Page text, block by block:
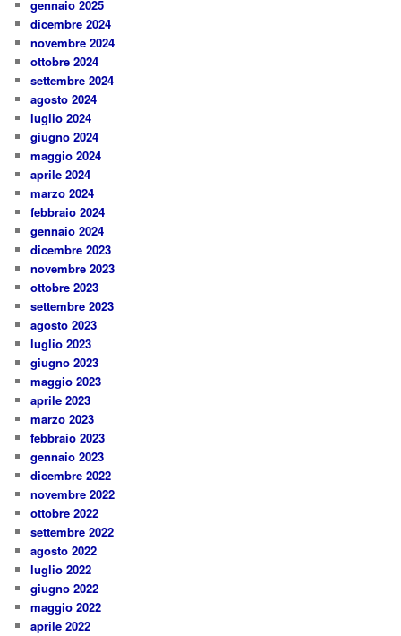
gennaio 2025
dicembre 2024
novembre 2024
ottobre 2024
settembre 2024
agosto 2024
luglio 2024
giugno 2024
maggio 2024
aprile 2024
marzo 2024
febbraio 2024
gennaio 2024
dicembre 2023
novembre 2023
ottobre 2023
settembre 2023
agosto 2023
luglio 2023
giugno 2023
maggio 2023
aprile 2023
marzo 2023
febbraio 2023
gennaio 2023
dicembre 2022
novembre 2022
ottobre 2022
settembre 2022
agosto 2022
luglio 2022
giugno 2022
maggio 2022
aprile 2022